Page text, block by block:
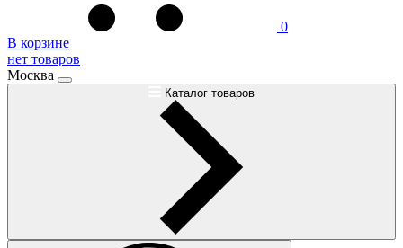
0
В корзине
нет товаров
Москва
Каталог товаров